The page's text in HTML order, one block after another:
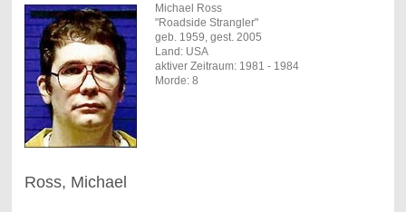
Michael Ross
"Roadside Strangler"
geb. 1959, gest. 2005
Land: USA
aktiver Zeitraum: 1981 - 1984
Morde: 8
Ross, Michael